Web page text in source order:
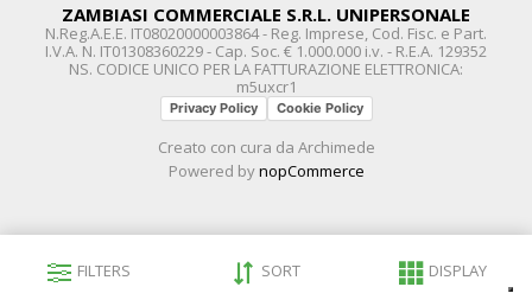
ZAMBIASI COMMERCIALE S.R.L. UNIPERSONALE
N.Reg.A.E.E. IT08020000003864 - Reg. Imprese, Cod. Fisc. e Part.
I.V.A. N. IT01308360229 - Cap. Soc. € 1.000.000 i.v. - R.E.A. 129352
NS. CODICE UNICO PER LA FATTURAZIONE ELETTRONICA:
m5uxcr1
Privacy Policy Cookie Policy
Creato con cura da Archimede
Powered bynopCommerce
FILTERS SORT DISPLAY
Le tue preferenze relative alla privacy